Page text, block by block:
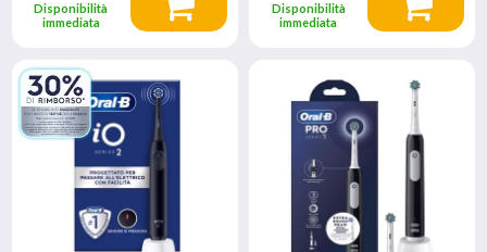
Disponibilità
immediata
Disponibilità
immediata